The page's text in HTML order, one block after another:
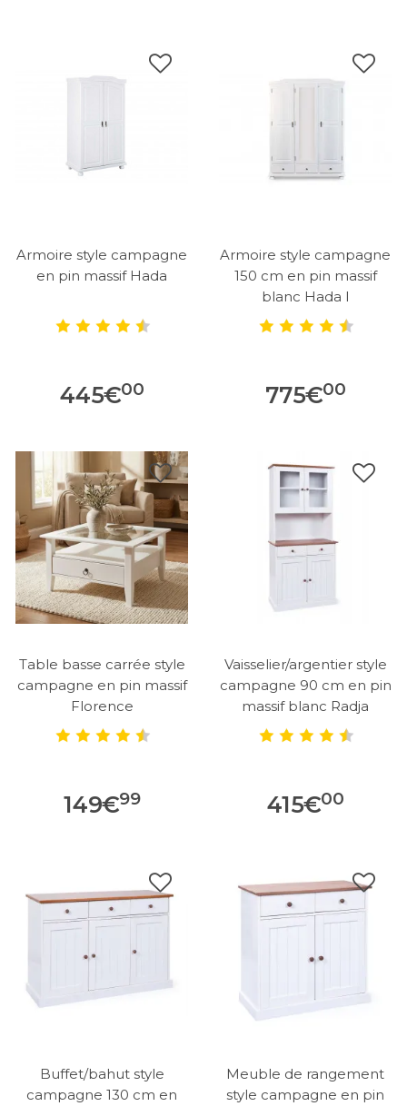
Armoire style campagne
en pin massif Hada
445€00
Armoire style campagne
150 cm en pin massif
blanc Hada I
775€00
Table basse carrée style
campagne en pin massif
Florence
149€99
Vaisselier/argentier style
campagne 90 cm en pin
massif blanc Radja
415€00
Buffet/bahut style
campagne 130 cm en
Meuble de rangement
style campagne en pin